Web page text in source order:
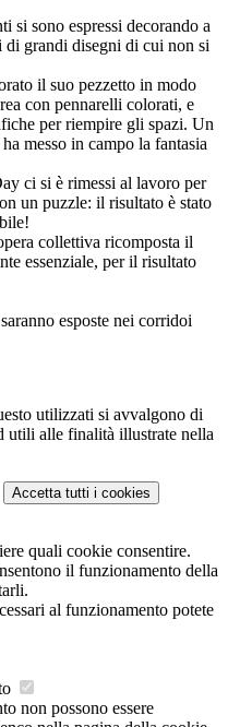
si sono espressi decorando a
di grandi disegni di cui non si
il suo pezzetto in modo
con pennarelli colorati, e
per riempire gli spazi. Un
messo in campo la fantasia
ci si è rimessi al lavoro per
un puzzle: il risultato è stato
collettiva ricomposta il
essenziale, per il risultato
esposte nei corridoi
utilizzati si avvalgono di
utili alle finalità illustrate nella
Accetta tutti i cookies
quali cookie consentire.
il funzionamento della
al funzionamento potete
non possono essere